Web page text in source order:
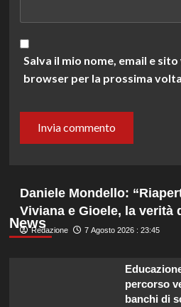
Salva il mio nome, email e
browser per la prossima
News
Daniele Mondello:
Viviana e Gioele, la verità
Redazione 7 Agosto 2026 : 23:45
percorso
banchi di